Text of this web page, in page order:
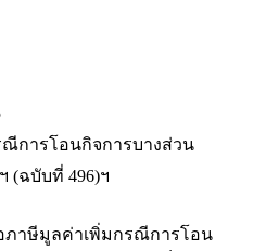
การโอนกิจการบางส่วน
(ฉบับที่ 496)ฯ
ษีมูลค่าเพิ่มกรณีการโอน